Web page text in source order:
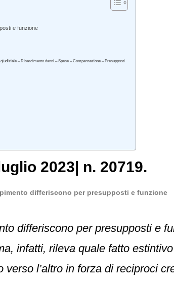
e funzione
– Risarcimento danni – Spese – Compensazione – Presupposti
2023| n. 20719.
differiscono per presupposti e funzione
differiscono per presupposti e
infatti, rileva quale fatto
l’altro in forza di reciproci